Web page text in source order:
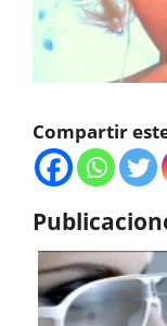
Compartir